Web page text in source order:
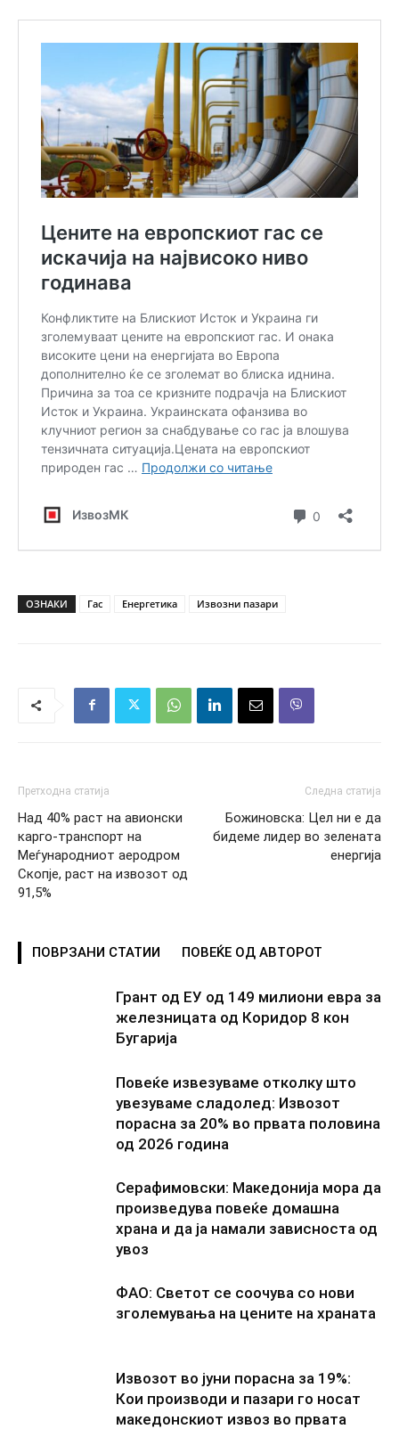
ОЗНАКИ Гас Енергетика Извозни пазари
Претходна статија
Над 40% раст на авионски
карго-транспорт на
Меѓународниот аеродром
Скопје, раст на извозот од
91,5%
Следна статија
Божиновска: Цел ни е да
бидеме лидер во зелената
енергија
ПОВРЗАНИ СТАТИИ ПОВЕЌЕ ОД АВТОРОТ
Грант од ЕУ од 149 милиони евра за
железницата од Коридор 8 кон
Бугарија
Повеќе извезуваме отколку што
увезуваме сладолед: Извозот
порасна за 20% во првата половина
од 2026 година
Серафимовски: Македонија мора да
произведува повеќе домашна
храна и да ја намали зависноста од
увоз
ФАО: Светот се соочува со нови
зголемувања на цените на храната
Извозот во јуни порасна за 19%:
Кои производи и пазари го носат
македонскиот извоз во првата